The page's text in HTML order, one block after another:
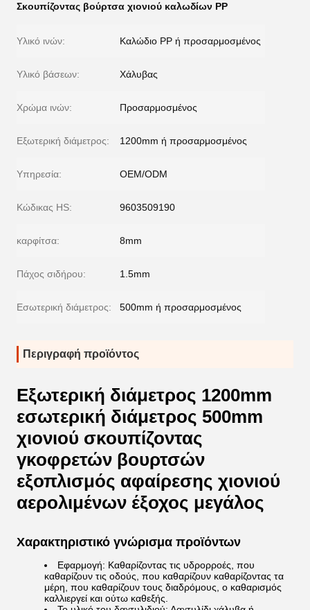
Σκουπίζοντας βούρτσα χιονιού καλωδίων PP
Υλικό ινών: Καλώδιο PP ή προσαρμοσμένος
Υλικό βάσεων: Χάλυβας
Χρώμα ινών: Προσαρμοσμένος
Εξωτερική διάμετρος: 1200mm ή προσαρμοσμένος
Υπηρεσία: OEM/ODM
Κώδικας HS: 9603509190
καρφίτσα: 8mm
Πάχος σιδήρου: 1.5mm
Εσωτερική διάμετρος: 500mm ή προσαρμοσμένος
Περιγραφή προϊόντος
Εξωτερική διάμετρος 1200mm
εσωτερική διάμετρος 500mm
χιονιού σκουπίζοντας
γκοφρετών βουρτσών
εξοπλισμός αφαίρεσης χιονιού
αερολιμένων έξοχος μεγάλος
Χαρακτηριστικό γνώρισμα προϊόντων
Εφαρμογή: Καθαρίζοντας τις υδρορροές, που
καθαρίζουν τις οδούς, που καθαρίζουν καθαρίζοντας τα
μέρη, που καθαρίζουν τους διαδρόμους, ο καθαρισμός
καλλιεργεί και ούτω καθεξής.